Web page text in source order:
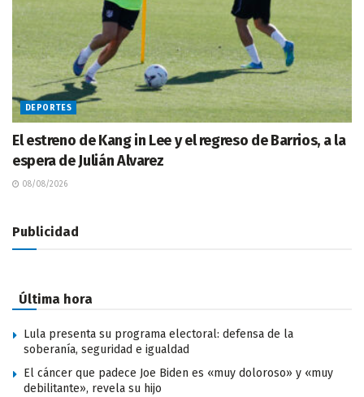
DEPORTES
El estreno de Kang in Lee y el regreso de Barrios, a la
espera de Julián Alvarez
08/08/2026
Publicidad
Última hora
Lula presenta su programa electoral: defensa de la
soberanía, seguridad e igualdad
El cáncer que padece Joe Biden es «muy doloroso» y «muy
debilitante», revela su hijo